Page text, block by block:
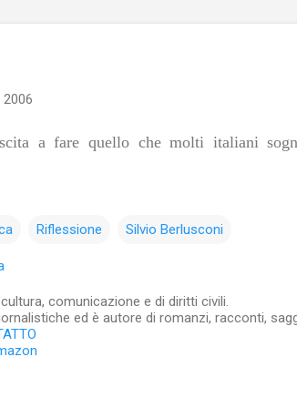
a fare quello che molti italiani
Riflessione Silvio Berlusconi
comunicazione e di diritti civili.
ed è autore di romanzi, racconti,